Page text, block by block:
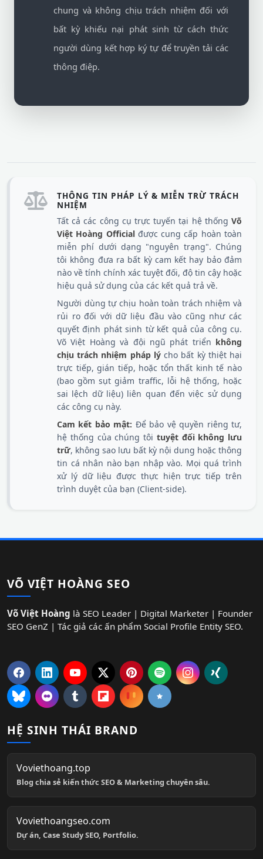
chung và không chịu trách nhiệm đối với
bất kỳ khiếu nại phát sinh từ cách thức
người dùng kết hợp ký tự để truyền tải các
thông điệp.
THÔNG TIN PHÁP LÝ & MIỄN TRỪ TRÁCH
NHIỆM
Tất cả các công cụ trực tuyến tại hệ thống Võ
Việt Hoàng Officialđược cung cấp hoàn toàn
miễn phí dưới dạng "nguyên trạng". Chúng
tôi không đưa ra bất kỳ cam kết hay bảo đảm
nào về tính chính xác tuyệt đối, độ tin cậy hoặc
hiệu quả sử dụng của các kết quả trả về.
Người dùng tự chịu hoàn toàn trách nhiệm và
rủi ro đối với dữ liệu đầu vào cũng như các
quyết định phát sinh từ kết quả của công cụ.
Võ Việt Hoàng và đội ngũ phát triển không
chịu trách nhiệm pháp lýcho bất kỳ thiệt hại
trực tiếp, gián tiếp, hoặc tổn thất kinh tế nào
(bao gồm sụt giảm traffic, lỗi hệ thống, hoặc
sai lệch dữ liệu) liên quan đến việc sử dụng
các công cụ này.
Cam kết bảo mật: Để bảo vệ quyền riêng tư,
hệ thống của chúng tôi tuyệt đối không lưu
trữ, không sao lưu bất kỳ nội dung hoặc thông
tin cá nhân nào bạn nhập vào. Mọi quá trình
xử lý dữ liệu được thực hiện trực tiếp trên
trình duyệt của bạn (Client-side).
VÕ VIỆT HOÀNG SEO
Võ Việt Hoàng là SEO Leader | Digital Marketer | Founder
SEO GenZ | Tác giả các ấn phẩm Social Profile Entity SEO.
HỆ SINH THÁI BRAND
Voviethoang.top
Blog chia sẻ kiến thức SEO & Marketing chuyên sâu.
Voviethoangseo.com
Dự án, Case Study SEO, Portfolio.